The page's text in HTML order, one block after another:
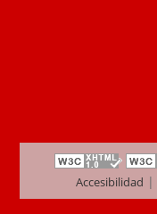
Accesibilidad |